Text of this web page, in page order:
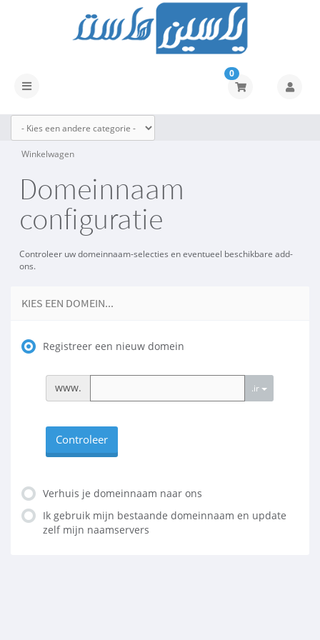
Navigatie
0
Winkelwagen
Domeinnaam
configuratie
Controleer uw domeinnaam-selecties en eventueel beschikbare add-
ons.
KIES EEN DOMEIN...
Registreer een nieuw domein
www. .ir
Controleer
Verhuis je domeinnaam naar ons
Ik gebruik mijn bestaande domeinnaam en update
zelf mijn naamservers